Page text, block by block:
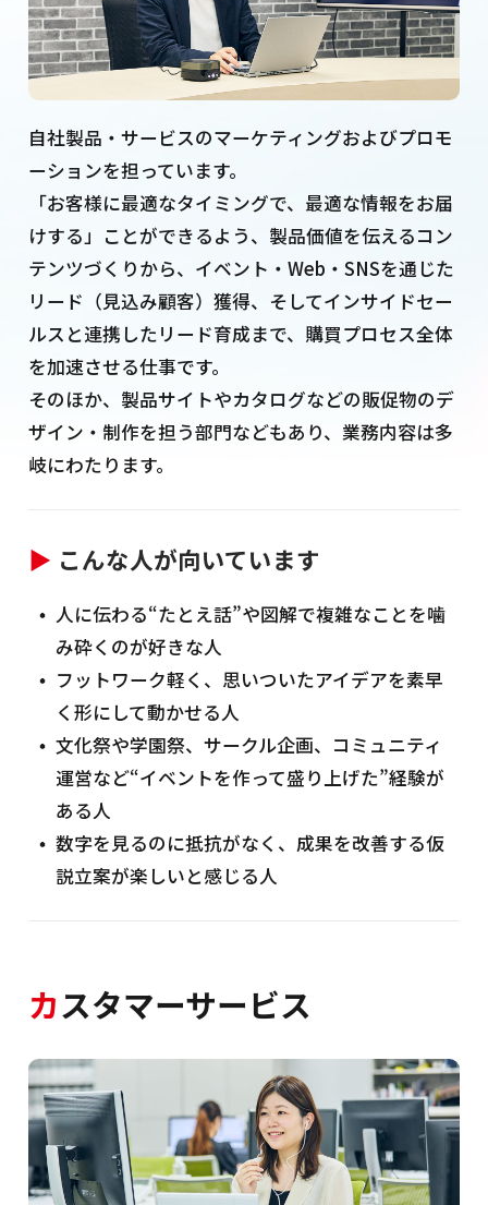
自社製品・サービスのマーケティングおよびプロモ
ーションを担っています。
「お客様に最適なタイミングで、最適な情報をお届
けする」ことができるよう、製品価値を伝えるコン
テンツづくりから、イベント・Web・SNSを通じた
リード（見込み顧客）獲得、そしてインサイドセー
ルスと連携したリード育成まで、購買プロセス全体
を加速させる仕事です。
そのほか、製品サイトやカタログなどの販促物のデ
ザイン・制作を担う部門などもあり、業務内容は多
岐にわたります。
▶ こんな人が向いています
人に伝わる“たとえ話”や図解で複雑なことを噛
み砕くのが好きな人
フットワーク軽く、思いついたアイデアを素早
く形にして動かせる人
文化祭や学園祭、サークル企画、コミュニティ
運営など“イベントを作って盛り上げた”経験が
ある人
数字を見るのに抵抗がなく、成果を改善する仮
説立案が楽しいと感じる人
カスタマーサービス